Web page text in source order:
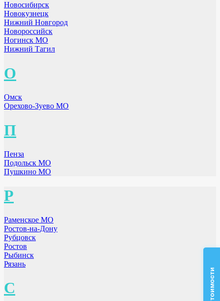
Новосибирск
Новокузнецк
Нижний Новгород
Новороссийск
Ногинск МО
Нижний Тагил
О
Омск
Орехово-Зуево МО
П
Пенза
Подольск МО
Пушкино МО
Р
Раменское МО
Ростов-на-Дону
Рубцовск
Ростов
Рыбинск
Рязань
С